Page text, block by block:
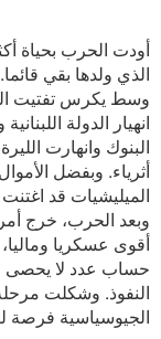
الذي ولدها بقي
وسط يكرس تفتيت
انهيار الدولة
البنوك وانهارت
أثرياء. وبفضل
الميليشيات قد
وبعد الحرب، خرج
أقوى عسكريا
حساب عدد لا يحصى
النفوذ. وشكلت مرحلة
الجيوسياسية فرصة